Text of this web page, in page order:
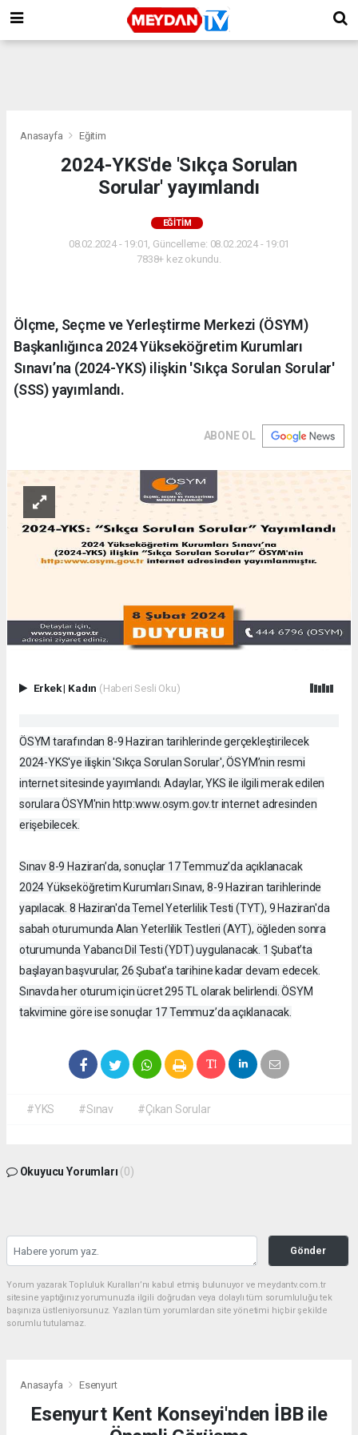
Anasayfa Eğitim
2024-YKS'de 'Sıkça Sorulan
Sorular' yayımlandı
EĞITIM
08.02.2024 - 19:01, Güncelleme: 08.02.2024 - 19:01
7838+ kez okundu.
Ölçme, Seçme ve Yerleştirme Merkezi (ÖSYM)
Başkanlığınca 2024 Yükseköğretim Kurumları
Sınavı’na (2024-YKS) ilişkin 'Sıkça Sorulan Sorular'
(SSS) yayımlandı.
ABONE OL
Erkek| Kadın (Haberi Sesli Oku)
ÖSYM tarafından 8-9 Haziran tarihlerinde gerçekleştirilecek
2024-YKS'ye ilişkin 'Sıkça Sorulan Sorular', ÖSYM’nin resmi
internet sitesinde yayımlandı. Adaylar, YKS ile ilgili merak edilen
sorulara ÖSYM'nin http:www.osym.gov.tr internet adresinden
erişebilecek.
Sınav 8-9 Haziran’da, sonuçlar 17 Temmuz’da açıklanacak
2024 Yükseköğretim Kurumları Sınavı, 8-9 Haziran tarihlerinde
yapılacak. 8 Haziran'da Temel Yeterlilik Testi (TYT), 9 Haziran'da
sabah oturumunda Alan Yeterlilik Testleri (AYT), öğleden sonra
oturumunda Yabancı Dil Testi (YDT) uygulanacak. 1 Şubat’ta
başlayan başvurular, 26 Şubat'a tarihine kadar devam edecek.
Sınavda her oturum için ücret 295 TL olarak belirlendi. ÖSYM
takvimine göre ise sonuçlar 17 Temmuz’da açıklanacak.
#YKS #Sınav #Çıkan Sorular
Okuyucu Yorumları (0)
Gönder
Yorum yazarak Topluluk Kuralları’nı kabul etmiş bulunuyor ve meydantv.com.tr
sitesine yaptığınız yorumunuzla ilgili doğrudan veya dolaylı tüm sorumluluğu tek
başınıza üstleniyorsunuz. Yazılan tüm yorumlardan site yönetimi hiçbir şekilde
sorumlu tutulamaz.
Anasayfa Esenyurt
Esenyurt Kent Konseyi'nden İBB ile